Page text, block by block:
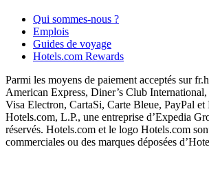
Qui sommes-nous ?
Emplois
Guides de voyage
Hotels.com Rewards
Parmi les moyens de paiement acceptés sur
American Express, Diner’s Club
Visa Electron, CartaSi, Carte Bleue, PayPal et
Hotels.com, L.P., une entreprise d’Expedia
réservés. Hotels.com et le logo Hotels.com
commerciales ou des marques déposées